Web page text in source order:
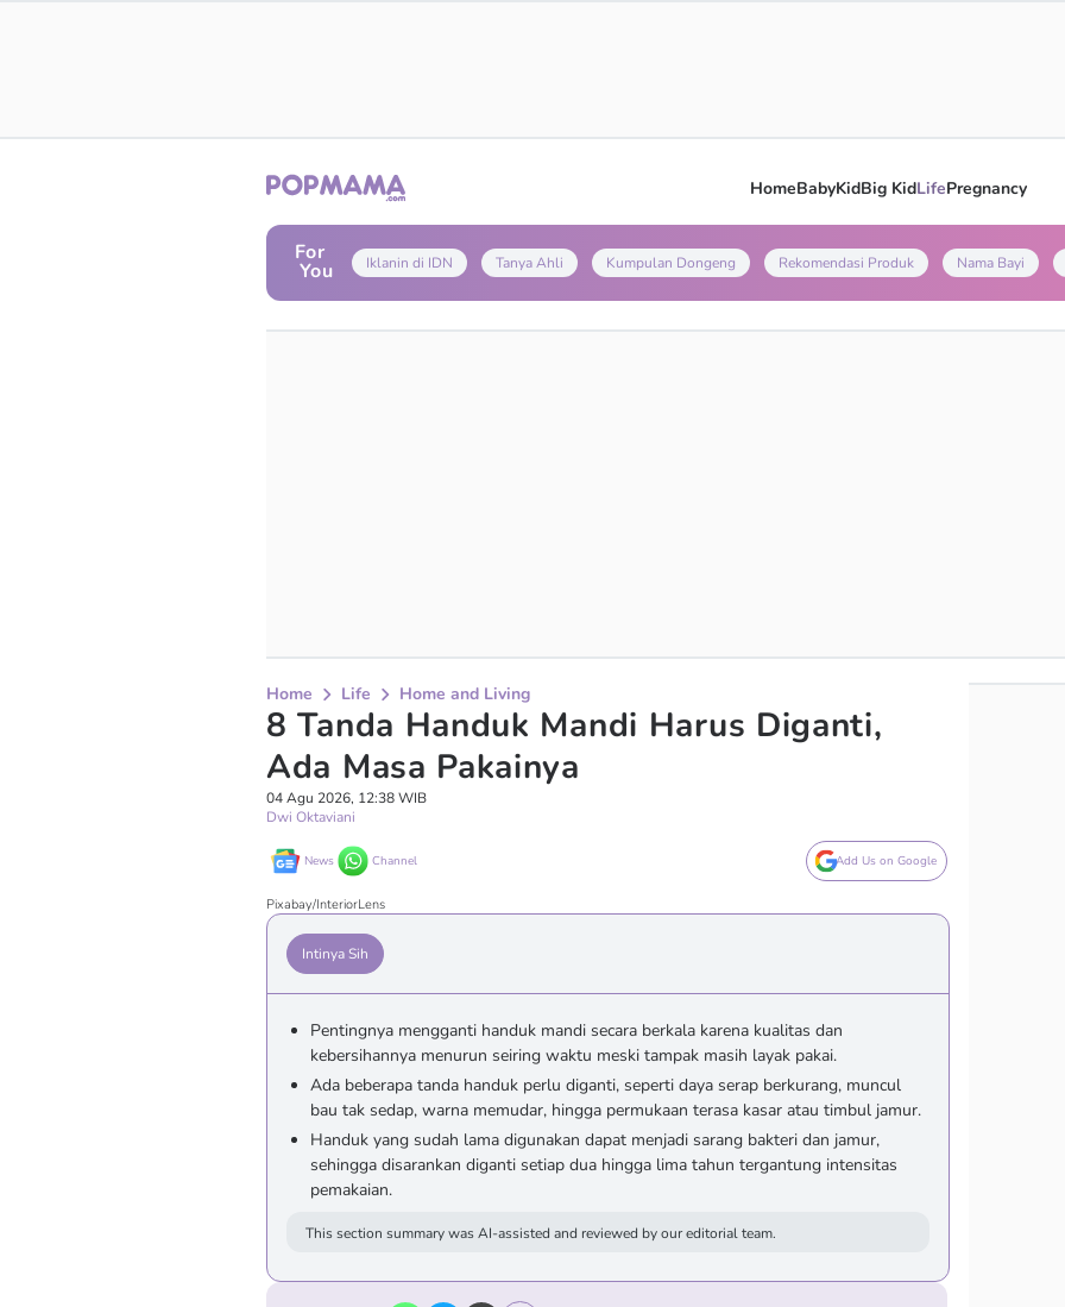
HomeBabyKidBig KidLifePregnancy
For
You Iklanin di IDN Tanya Ahli Kumpulan Dongeng Rekomendasi Produk Nama Bayi
Home Life Home and Living
8 Tanda Handuk Mandi Harus Diganti,
Ada Masa Pakainya
04 Agu 2026, 12:38 WIB
Dwi Oktaviani
News Channel Add Us on Google
Pixabay/InteriorLens
Intinya Sih
Pentingnya mengganti handuk mandi secara berkala karena kualitas dan
kebersihannya menurun seiring waktu meski tampak masih layak pakai.
Ada beberapa tanda handuk perlu diganti, seperti daya serap berkurang, muncul
bau tak sedap, warna memudar, hingga permukaan terasa kasar atau timbul jamur.
Handuk yang sudah lama digunakan dapat menjadi sarang bakteri dan jamur,
sehingga disarankan diganti setiap dua hingga lima tahun tergantung intensitas
pemakaian.
This section summary was AI-assisted and reviewed by our editorial team.